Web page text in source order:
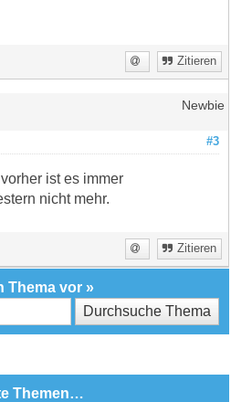
Zitieren
Newbie
#3
ist es immer
nicht mehr.
Zitieren
Thema vor »
Themen…